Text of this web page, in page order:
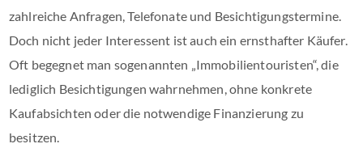
zahlreiche Anfragen, Telefonate und Besichtigungstermine.
Doch nicht jeder Interessent ist auch ein ernsthafter Käufer.
Oft begegnet man sogenannten „Immobilientouristen“, die
lediglich Besichtigungen wahrnehmen, ohne konkrete
Kaufabsichten oder die notwendige Finanzierung zu
besitzen.